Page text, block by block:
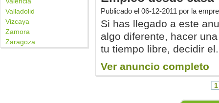
Valladolid
Vizcaya
Zamora
Zaragoza
Publicado el 06-12-2011 por la
Si has llegado a este
algo diferente, hacer
tu tiempo libre, decidir
Ver anuncio completo
1